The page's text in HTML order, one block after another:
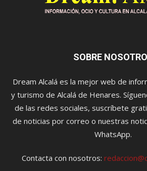
SOBRE
Dream Alcalá es la mejor web de
y turismo de Alcalá de Henares.
de las redes sociales, suscríbete
de noticias por correo o nuestras
WhatsApp.
Contacta con nosotros: